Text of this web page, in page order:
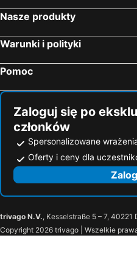
Nasze produkty
Warunki i polityki
Pomoc
Zaloguj się po
członków
Spersonalizowane
Oferty i ceny dla
trivago N.V., Kesselstraße 5 – 7, 40221
Copyright 2026 trivago | Wszelkie